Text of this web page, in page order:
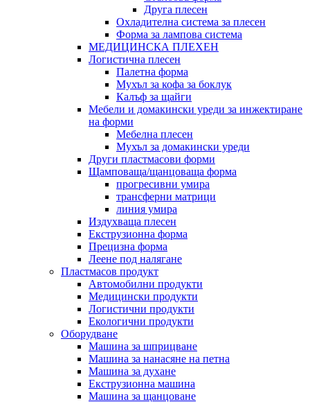
Друга плесен
Охладителна система за плесен
Форма за лампова система
МЕДИЦИНСКА ПЛЕХЕН
Логистична плесен
Палетна форма
Мухъл за кофа за боклук
Калъф за щайги
Мебели и домакински уреди за инжектиране
на форми
Мебелна плесен
Мухъл за домакински уреди
Други пластмасови форми
Щамповаща/щанцоваща форма
прогресивни умира
трансферни матрици
линия умира
Издухваща плесен
Екструзионна форма
Прецизна форма
Леене под налягане
Пластмасов продукт
Автомобилни продукти
Медицински продукти
Логистични продукти
Екологични продукти
Оборудване
Машина за шприцване
Машина за нанасяне на петна
Машина за духане
Екструзионна машина
Машина за щанцоване